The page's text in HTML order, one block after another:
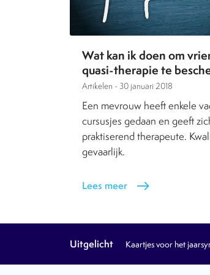
Wat kan ik doen om
quasi-therapie te
Artikelen - 30 januari 2018
Een mevrouw heeft enkele
cursusjes gedaan en geeft
praktiserend therapeute.
gevaarlijk.
Lees meer east
Uitgelicht Kaartjes voor het